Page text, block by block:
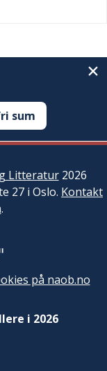
sum
Litteratur2026
27 i Oslo. Kontakt
.
på naob.no
i 2026